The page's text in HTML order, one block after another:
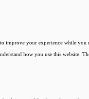
improve your experience while you
how you use this website.